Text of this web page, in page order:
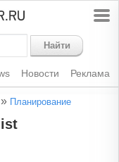
Найти
Новости Реклама
» Планирование